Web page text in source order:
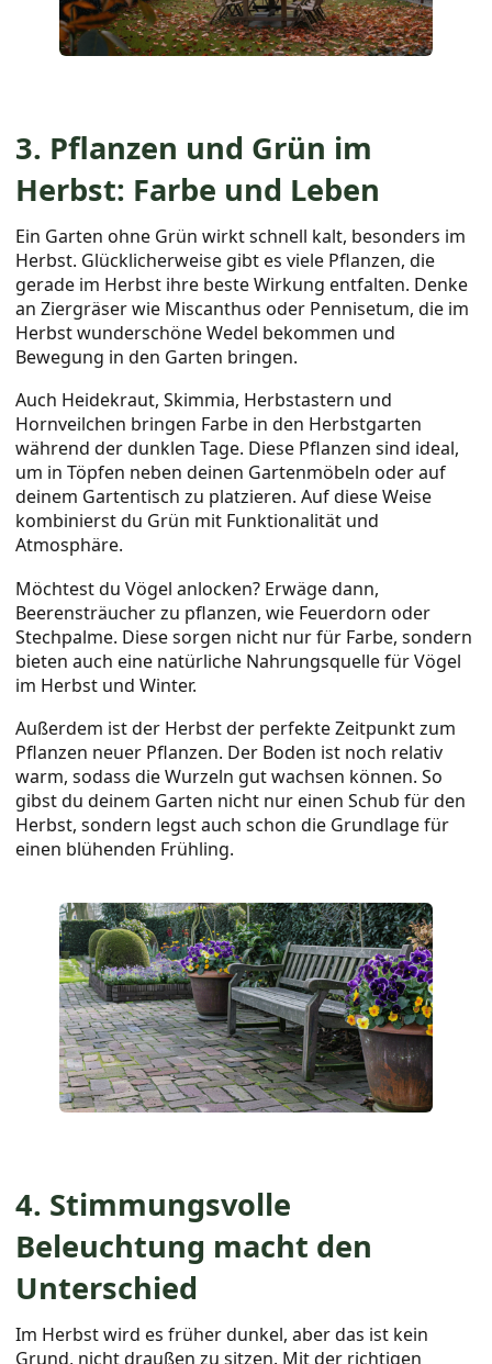
3. Pflanzen und Grün im
Herbst: Farbe und Leben
Ein Garten ohne Grün wirkt schnell kalt, besonders im
Herbst. Glücklicherweise gibt es viele Pflanzen, die
gerade im Herbst ihre beste Wirkung entfalten. Denke
an Ziergräser wie Miscanthus oder Pennisetum, die im
Herbst wunderschöne Wedel bekommen und
Bewegung in den Garten bringen.
Auch Heidekraut, Skimmia, Herbstastern und
Hornveilchen bringen Farbe in den Herbstgarten
während der dunklen Tage. Diese Pflanzen sind ideal,
um in Töpfen neben deinen Gartenmöbeln oder auf
deinem Gartentisch zu platzieren. Auf diese Weise
kombinierst du Grün mit Funktionalität und
Atmosphäre.
Möchtest du Vögel anlocken? Erwäge dann,
Beerensträucher zu pflanzen, wie Feuerdorn oder
Stechpalme. Diese sorgen nicht nur für Farbe, sondern
bieten auch eine natürliche Nahrungsquelle für Vögel
im Herbst und Winter.
Außerdem ist der Herbst der perfekte Zeitpunkt zum
Pflanzen neuer Pflanzen. Der Boden ist noch relativ
warm, sodass die Wurzeln gut wachsen können. So
gibst du deinem Garten nicht nur einen Schub für den
Herbst, sondern legst auch schon die Grundlage für
einen blühenden Frühling.
4. Stimmungsvolle
Beleuchtung macht den
Unterschied
Im Herbst wird es früher dunkel, aber das ist kein
Grund, nicht draußen zu sitzen. Mit der richtigen